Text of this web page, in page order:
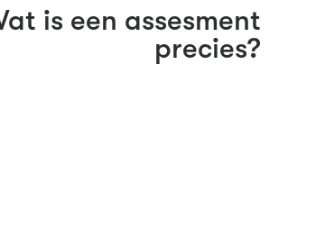
is een assesment
precies?